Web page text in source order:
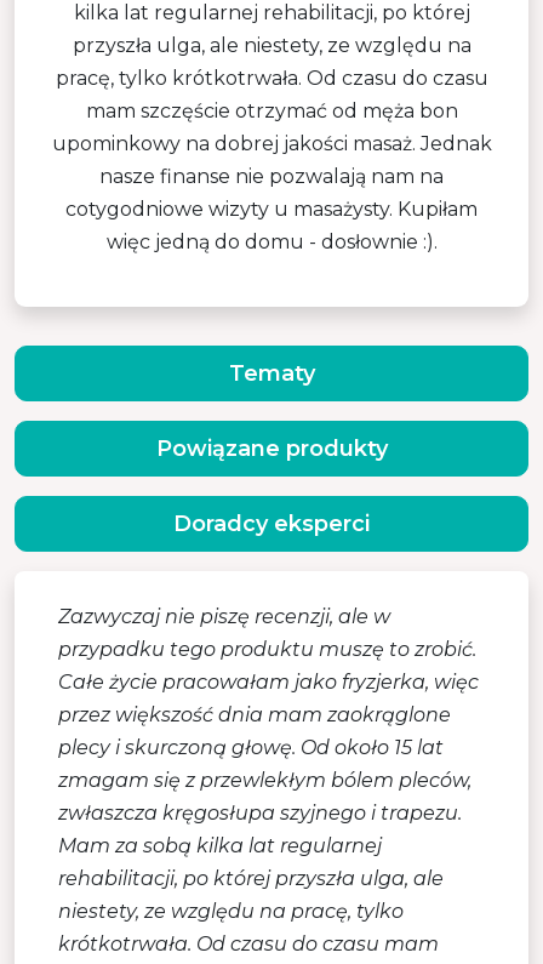
kilka lat regularnej rehabilitacji, po której
przyszła ulga, ale niestety, ze względu na
pracę, tylko krótkotrwała. Od czasu do czasu
mam szczęście otrzymać od męża bon
upominkowy na dobrej jakości masaż. Jednak
nasze finanse nie pozwalają nam na
cotygodniowe wizyty u masażysty. Kupiłam
więc jedną do domu - dosłownie :).
Zazwyczaj nie piszę recenzji, ale w
przypadku tego produktu muszę to zrobić.
Całe życie pracowałam jako fryzjerka, więc
przez większość dnia mam zaokrąglone
plecy i skurczoną głowę. Od około 15 lat
zmagam się z przewlekłym bólem pleców,
zwłaszcza kręgosłupa szyjnego i trapezu.
Mam za sobą kilka lat regularnej
rehabilitacji, po której przyszła ulga, ale
niestety, ze względu na pracę, tylko
krótkotrwała. Od czasu do czasu mam
Tematy
Powiązane produkty
Doradcy eksperci